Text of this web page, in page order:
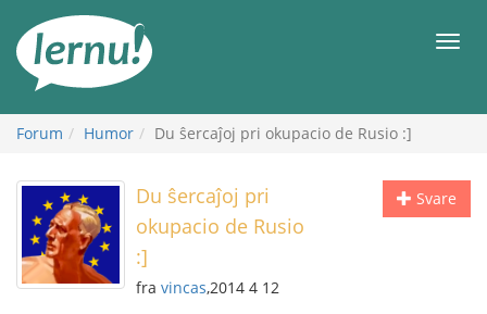
innholdet
Meny
Forum Humor Du ŝercaĵoj pri okupacio de Rusio :]
Svare
Du ŝercaĵoj pri
okupacio de Rusio
:]
fra vincas,2014 4 12